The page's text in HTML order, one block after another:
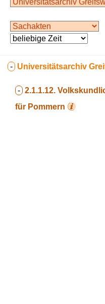
- Universitätsarchiv
- 2.1.1.12.
für Pommern